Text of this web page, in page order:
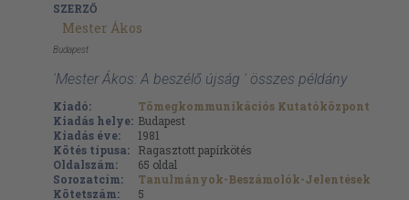
SZERZŐ
Mester Ákos
Budapest
'Mester Ákos: A beszélő újság ' összes példány
Kiadó:
Tömegkommunikációs Kutatóközpont
Kiadás helye: Budapest
Kiadás éve:
1981
Kötés típusa:
Ragasztott papírkötés
Oldalszám:
65 oldal
Sorozatcím:
Tanulmányok-Beszámolók-Jelentések
Kötetszám:
5